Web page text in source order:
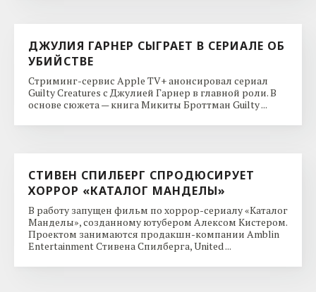
ДЖУЛИЯ ГАРНЕР СЫГРАЕТ В СЕРИАЛЕ ОБ
УБИЙСТВЕ
Стриминг-сервис Apple TV+ анонсировал сериал
Guilty Creatures с Джулией Гарнер в главной роли. В
основе сюжета — книга Микиты Броттман Guilty ...
СТИВЕН СПИЛБЕРГ СПРОДЮСИРУЕТ
ХОРРОР «КАТАЛОГ МАНДЕЛЫ»
В работу запущен фильм по хоррор-сериалу «Каталог
Манделы», созданному ютубером Алексом Кистером.
Проектом занимаются продакшн-компании Amblin
Entertainment Стивена Спилберга, United ...